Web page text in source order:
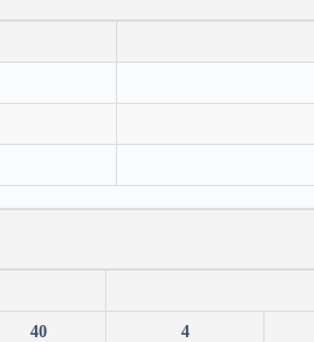
40
4